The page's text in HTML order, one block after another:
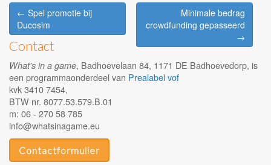
Post
navigation
← Spel promotie bij
Ducosim
Minimale bedrag
crowdfunding gepasseerd
→
Contact
What's in a game, Badhoevelaan 84, 1171 DE Badhoevedorp, is
een programmaonderdeel van Prealabel vof
kvk 3410 7454,
BTW nr. 8077.53.579.B.01
m: 06 - 270 58 785
info@whatsinagame.eu
Contactformulier